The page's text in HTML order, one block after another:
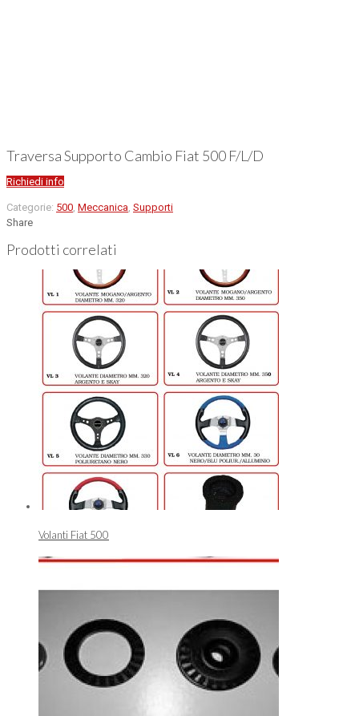
Traversa Supporto Cambio Fiat 500 F/L/D
Richiedi info
Categorie: 500 Meccanica Supporti
Share
Prodotti correlati
Volanti Fiat 500